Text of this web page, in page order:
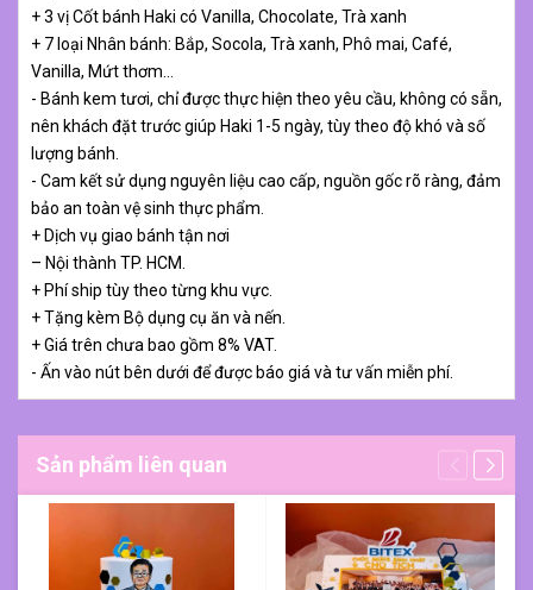
+ 3 vị Cốt bánh Haki có Vanilla, Chocolate, Trà xanh
+ 7 loại Nhân bánh: Bắp, Socola, Trà xanh, Phô mai, Café,
Vanilla, Mứt thơm…
- Bánh kem tươi, chỉ được thực hiện theo yêu cầu, không có sẵn,
nên khách đặt trước giúp Haki 1-5 ngày, tùy theo độ khó và số
lượng bánh.
- Cam kết sử dụng nguyên liệu cao cấp, nguồn gốc rõ ràng, đảm
bảo an toàn vệ sinh thực phẩm.
+ Dịch vụ giao bánh tận nơi
– Nội thành TP. HCM.
+ Phí ship tùy theo từng khu vực.
+ Tặng kèm Bộ dụng cụ ăn và nến.
+ Giá trên chưa bao gồm 8% VAT.
- Ấn vào nút bên dưới để được báo giá và tư vấn miễn phí.
Sản phẩm liên quan